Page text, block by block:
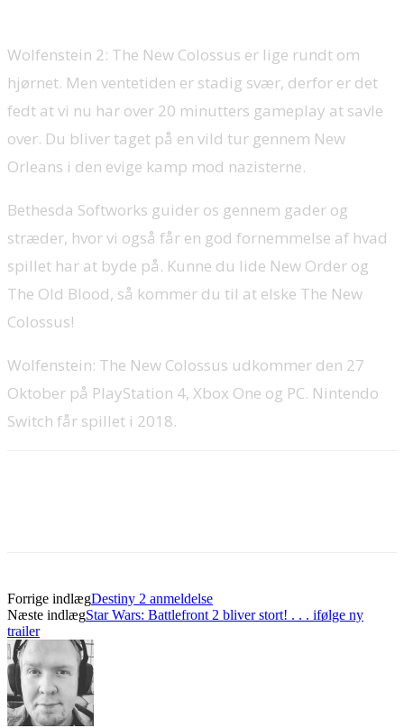
Wolfenstein 2: The New Colossus er lige rundt om
hjørnet. Men ventetiden er stadig svær, derfor er det
fedt at vi nu har over 20 minutters gameplay at savle
over. Du bliver taget på en vild tur gennem New
Orleans i den evige kamp mod nazisterne.
Bethesda Softworks guider os gennem gader og
stræder, hvor vi også får en god fornemmelse af hvad
spillet har at byde på. Kunne du lide New Order og
The Old Blood, så kommer du til at elske The New
Colossus!
Wolfenstein: The New Colossus udkommer den 27
Oktober på PlayStation 4, Xbox One og PC. Nintendo
Switch får spillet i 2018.
Forrige indlægDestiny 2 anmeldelse
Næste indlægStar Wars: Battlefront 2 bliver stort! . . . ifølge ny
trailer